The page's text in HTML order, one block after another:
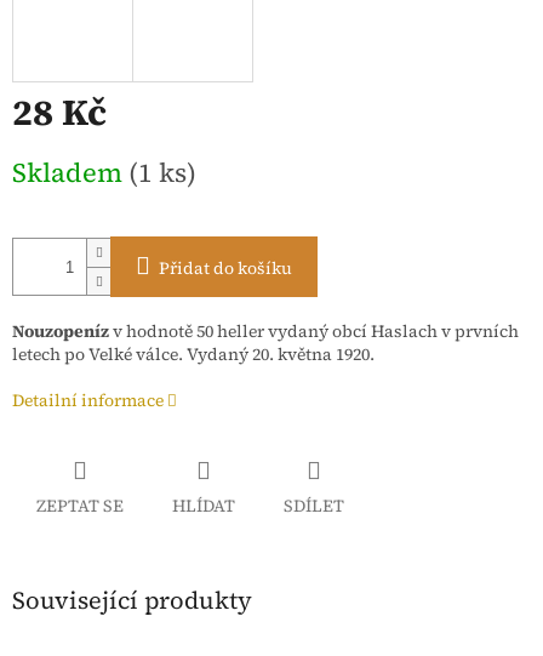
28 Kč
cena:
Skladem (1 ks)
Přidat do košíku
Nouzopenízv hodnotě 50 heller vydaný obcí Haslach v prvních
letech po Velké válce. Vydaný20. května 1920.
Detailní informace
ZEPTAT SE HLÍDAT SDÍLET
Související produkty